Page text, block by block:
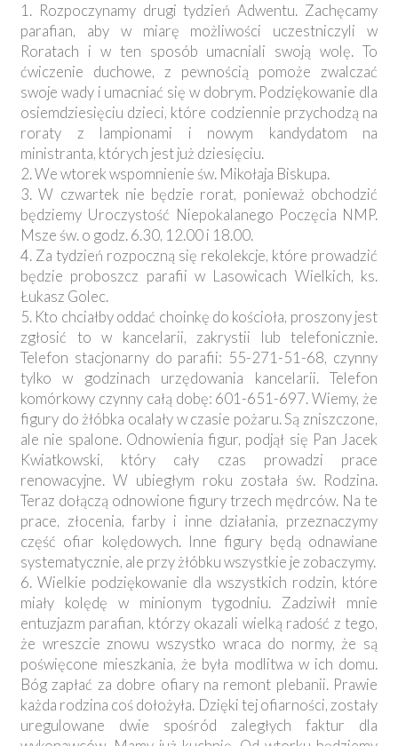
1. Rozpoczynamy drugi tydzień Adwentu. Zachęcamy
parafian, aby w miarę możliwości uczestniczyli w
Roratach i w ten sposób umacniali swoją wolę. To
ćwiczenie duchowe, z pewnością pomoże zwalczać
swoje wady i umacniać się w dobrym. Podziękowanie dla
osiemdziesięciu dzieci, które codziennie przychodzą na
roraty z lampionami i nowym kandydatom na
ministranta, których jest już dziesięciu.
2. We wtorek wspomnienie św. Mikołaja Biskupa.
3. W czwartek nie będzie rorat, ponieważ obchodzić
będziemy Uroczystość Niepokalanego Poczęcia NMP.
Msze św. o godz. 6.30, 12.00 i 18.00.
4. Za tydzień rozpoczną się rekolekcje, które prowadzić
będzie proboszcz parafii w Lasowicach Wielkich, ks.
Łukasz Golec.
5. Kto chciałby oddać choinkę do kościoła, proszony jest
zgłosić to w kancelarii, zakrystii lub telefonicznie.
Telefon stacjonarny do parafii: 55-271-51-68, czynny
tylko w godzinach urzędowania kancelarii. Telefon
komórkowy czynny całą dobę: 601-651-697. Wiemy, że
figury do żłóbka ocalały w czasie pożaru. Są zniszczone,
ale nie spalone. Odnowienia figur, podjął się Pan Jacek
Kwiatkowski, który cały czas prowadzi prace
renowacyjne. W ubiegłym roku została św. Rodzina.
Teraz dołączą odnowione figury trzech mędrców. Na te
prace, złocenia, farby i inne działania, przeznaczymy
część ofiar kolędowych. Inne figury będą odnawiane
systematycznie, ale przy żłóbku wszystkie je zobaczymy.
6. Wielkie podziękowanie dla wszystkich rodzin, które
miały kolędę w minionym tygodniu. Zadziwił mnie
entuzjazm parafian, którzy okazali wielką radość z tego,
że wreszcie znowu wszystko wraca do normy, że są
poświęcone mieszkania, że była modlitwa w ich domu.
Bóg zapłać za dobre ofiary na remont plebanii. Prawie
każda rodzina coś dołożyła. Dzięki tej ofiarności, zostały
uregulowane dwie spośród zaległych faktur dla